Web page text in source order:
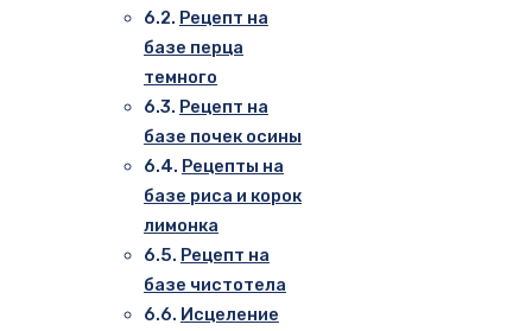
Рецепт на
базе перца
темного
Рецепт на
базе почек осины
Рецепты на
базе риса и корок
лимонка
Рецепт на
базе чистотела
Исцеление